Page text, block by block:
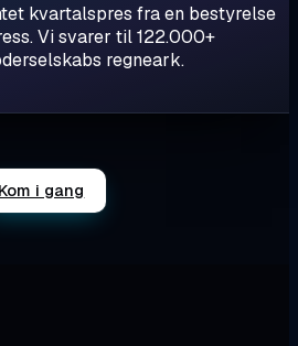
kvartalspres fra en bestyrelse
Vi svarer til 122.000+
regneark.
Kom i gang